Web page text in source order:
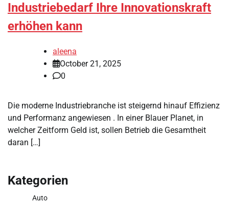
Industriebedarf Ihre Innovationskraft
erhöhen kann
aleena
October 21, 2025
0
Die moderne Industriebranche ist steigernd hinauf Effizienz
und Performanz angewiesen . In einer Blauer Planet, in
welcher Zeitform Geld ist, sollen Betrieb die Gesamtheit
daran […]
Kategorien
Auto